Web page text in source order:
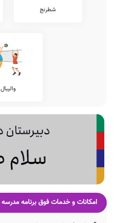
شطرنج
والیبال
امکانات و خدمات فوق برنامه مدرسه